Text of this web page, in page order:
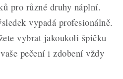
pro různé druhy náplní.
vypadá profesionálně.
vybrat jakoukoli špičku
pečení i zdobení vždy